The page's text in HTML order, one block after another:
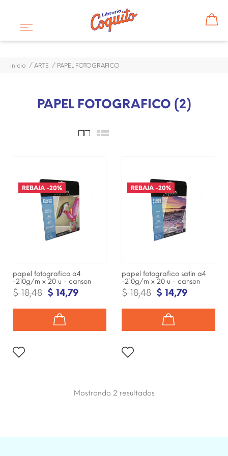
Inicio ARTE PAPEL FOTOGRAFICO
PAPEL FOTOGRAFICO (2)
REBAJA -20%
papel fotografico a4
-210g/m x 20 u - canson
$ 18,48 $ 14,79
REBAJA -20%
papel fotografico satin a4
-210g/m x 20 u - canson
$ 18,48 $ 14,79
Mostrando 2 resultados